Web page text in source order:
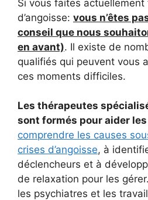
Si vous faites
d’angoisse: vous n’êtes
conseil que nous
en avant). Il existe de
qualifiés qui peuvent vous
ces moments difficiles.
Les thérapeutes
sont formés pour aider
comprendre les causes
crises d’angoisse, à
déclencheurs et à
de relaxation pour les
les psychiatres et les